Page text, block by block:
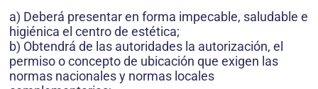
a) Deberá presentar en forma impecable, saludable e
higiénica el centro de estética;
b) Obtendrá de las autoridades la autorización, el
permiso o concepto de ubicación que exigen las
normas nacionales y normas locales